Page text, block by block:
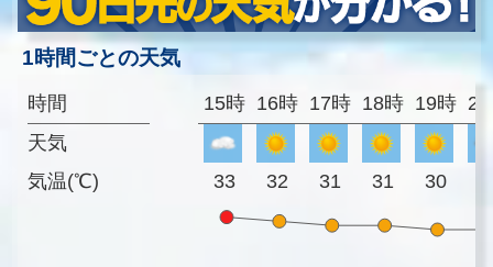
1時間ごとの天気
時間
天気
気温(℃)
15時 16時 17時 18時 19時
33 32 31 31 30